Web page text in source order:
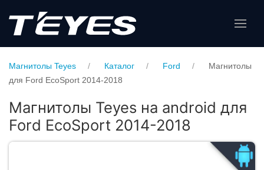
Магнитолы Teyes Каталог Ford
Магнитолы
для Ford EcoSport 2014-2018
Магнитолы Teyes на android для
Ford EcoSport 2014-2018